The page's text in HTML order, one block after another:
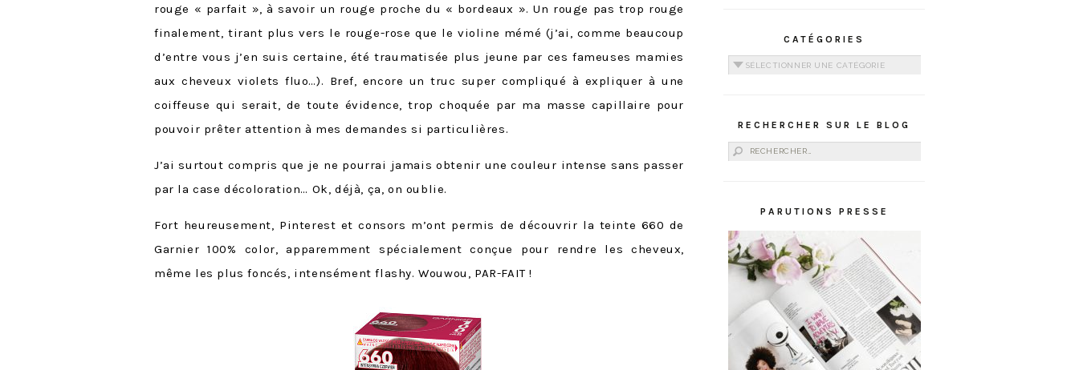
rouge « parfait », à savoir un rouge proche du « bordeaux ». Un rouge pas trop rouge
finalement, tirant plus vers le rouge-rose que le violine mémé (j’ai, comme beaucoup
d’entre vous j’en suis certaine, été traumatisée plus jeune par ces fameuses mamies
aux cheveux violets fluo…). Bref, encore un truc super compliqué à expliquer à une
coiffeuse qui serait, de toute évidence, trop choquée par ma masse capillaire pour
pouvoir prêter attention à mes demandes si particulières.
J’ai surtout compris que je ne pourrai jamais obtenir une couleur intense sans passer
par la case décoloration… Ok, déjà, ça, on oublie.
Fort heureusement, Pinterest et consors m’ont permis de découvrir la teinte 660 de
Garnier 100% color, apparemment spécialement conçue pour rendre les cheveux,
même les plus foncés, intensément flashy. Wouwou, PAR-FAIT !
CATÉGORIES
Catégories
RECHERCHER SUR LE BLOG
Rechercher :
PARUTIONS PRESSE